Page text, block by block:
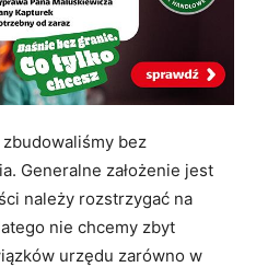
zbudowaliśmy bez
Generalne założenie jest
należy rozstrzygać na
nie chcemy zbyt
urzędu zarówno w